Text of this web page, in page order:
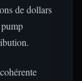
de dollars